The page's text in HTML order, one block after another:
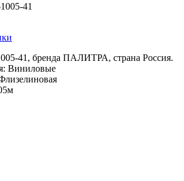
41
41, бренда ПАЛИТРА, страна Россия.
Виниловые